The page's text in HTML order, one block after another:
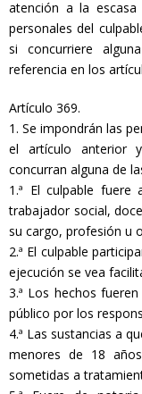
atención a la
personales del
si concurriere
referencia en los
Artículo 369.
1. Se impondrán las
el artículo anterior
concurran alguna de
1.ª El culpable fuere
trabajador social,
su cargo, profesión u
2.ª El culpable
ejecución se vea
3.ª Los hechos
público por los
4.ª Las sustancias a
menores de 18
sometidas a